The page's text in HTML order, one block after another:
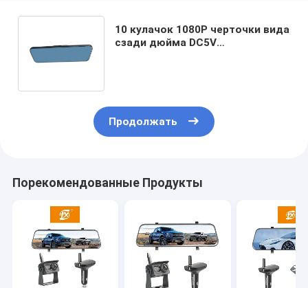
10 кулачок 1080P черточки вида
сзади дюйма DC5V
Продолжать
Порекомендованные Продукты